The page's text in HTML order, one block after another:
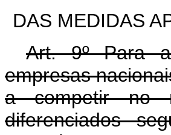
DAS MEDIDAS
Art. 9º Para
empresas
a competir no
diferenciados